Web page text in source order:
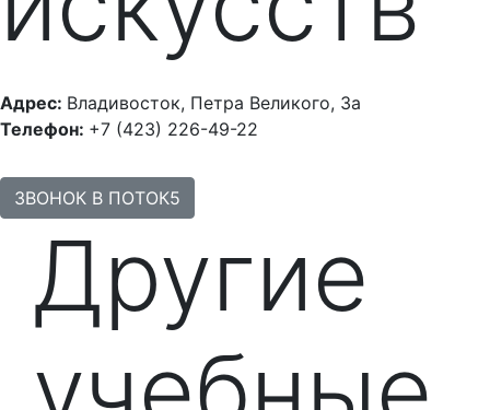
Адрес: Владивосток, Петра Великого, 3а
Телефон: +7 (423) 226-49-22
ЗВОНОК В ПОТОК5
Другие